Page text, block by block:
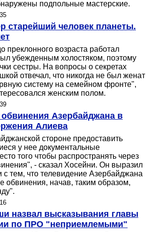
подпольные мастерские.
старейший человек планеты.
преклонного возраста работал
убежденным холостяком, поэтому
сестры. На вопросы о секретах
отвечал, что никогда не был женат
систему на семейном фронте",
женским полом.
обвинения Азербайджана в
Алиева
стороне предоставить
у нее документальные
того чтобы распространять через
- сказал Хосейни. Он выразил
с тем, что телевидение Азербайджана
обвинения, начав, таким образом,
назвал высказывания главы
по ПРО "неприемлемыми"